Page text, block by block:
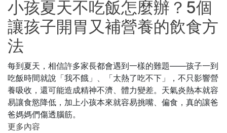
小孩夏天不吃飯怎麼辦？5個
讓孩子開胃又補營養的飲食方
法
每到夏天，相信許多家長都會遇到一樣的難題——孩子一到
吃飯時間就說「我不餓」、「太熱了吃不下」，不只影響營
養吸收，還可能造成精神不濟、體力變差。天氣炎熱本就容
易讓食慾降低，加上小孩本來就容易挑嘴、偏食，真的讓爸
爸媽媽們傷透腦筋。
更多內容